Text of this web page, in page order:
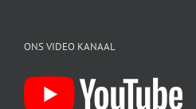
ONS VIDEO KANAAL